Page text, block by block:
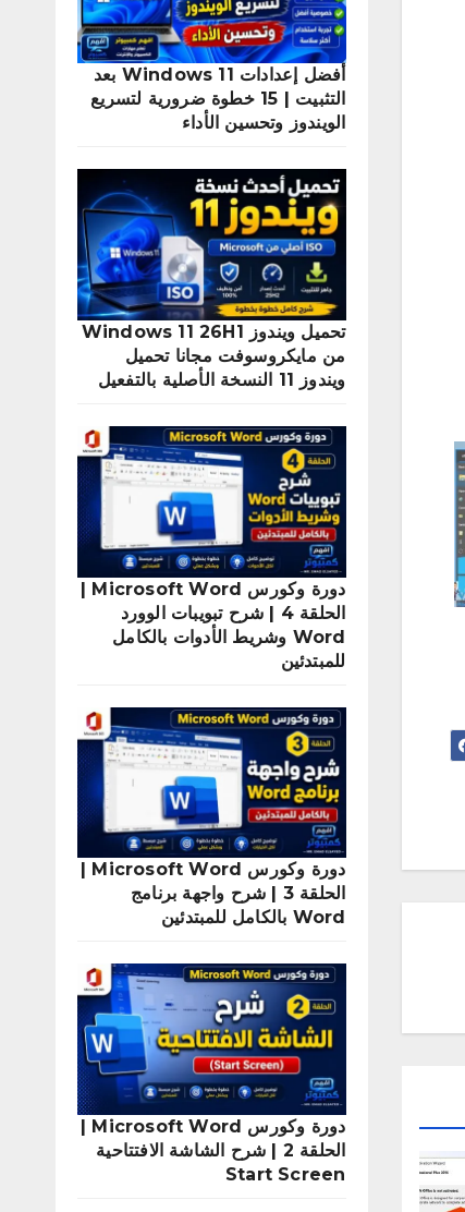
أفضل إعدادات Windows 11 بعد
التثبيت | 15 خطوة ضرورية لتسريع
الويندوز وتحسين الأداء
تحميل ويندوز Windows 11 26H1
من مايكروسوفت مجانا تحميل
ويندوز 11 النسخة الأصلية بالتفعيل
دورة وكورس Microsoft Word |
الحلقة 4 | شرح تبويبات الوورد
Word وشريط الأدوات بالكامل
للمبتدئين
الحلقة 3 | شرح واجهة برنامج
Word بالكامل للمبتدئين
دورة وكورس Microsoft Word |
الحلقة 2 | شرح الشاشة الافتتاحية
Start Screen